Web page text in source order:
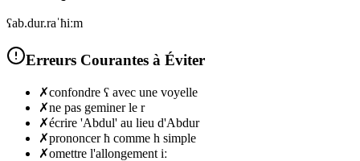
ʕab.dur.raˈħiːm
Erreurs Courantes à Éviter
✗confondre ʕ avec une voyelle
✗ne pas geminer le r
✗écrire 'Abdul' au lieu d'Abdur
✗prononcer ħ comme h simple
✗omettre l'allongement iː